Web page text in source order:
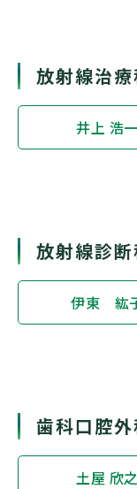
放射線治療
井上 浩一
放射線診断
伊東 紘
歯科口腔外
土屋 欣之